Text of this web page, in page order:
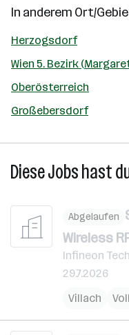
In anderem Ort/
Herzogsdorf
Wien 5. Bezirk
Oberösterreich
Großebersdorf
Diese Jobs hast
Abgelaufen
Wireless
Infineon
29.7.2026
Villach